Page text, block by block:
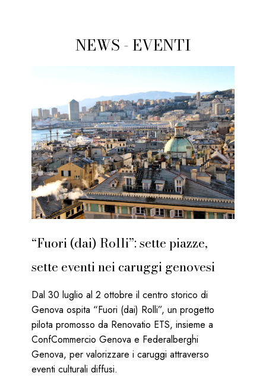
NEWS - EVENTI
“Fuori (dai) Rolli”: sette piazze,
sette eventi nei caruggi genovesi
Dal 30 luglio al 2 ottobre il centro storico di
Genova ospita “Fuori (dai) Rolli”, un progetto
pilota promosso da Renovatio ETS, insieme a
ConfCommercio Genova e Federalberghi
Genova, per valorizzare i caruggi attraverso
eventi culturali diffusi.